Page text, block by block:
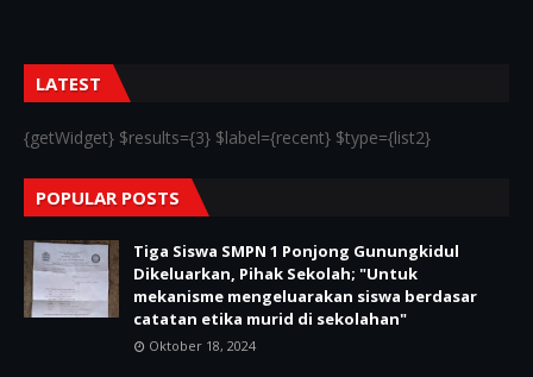
LATEST
{getWidget} $results={3} $label={recent} $type={list2}
POPULAR POSTS
Tiga Siswa SMPN 1 Ponjong Gunungkidul
Dikeluarkan, Pihak Sekolah; "Untuk
mekanisme mengeluarakan siswa berdasar
catatan etika murid di sekolahan"
Oktober 18, 2024